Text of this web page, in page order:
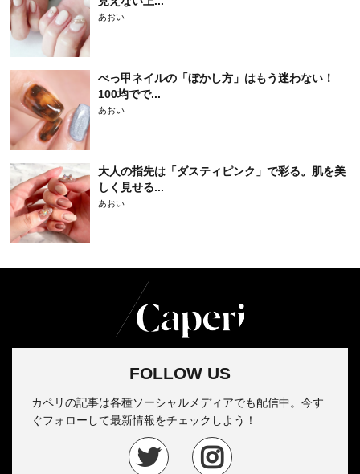
あおい
べっ甲ネイルの「ぼかし方」はもう迷わない！
100均でで...
あおい
大人の指先は「ダスティピンク」で彩る。肌を美
しく見せる...
あおい
FOLLOW US
カペリの記事は各種ソーシャルメディアでも配信中。今す
ぐフォローして最新情報をチェックしよう！